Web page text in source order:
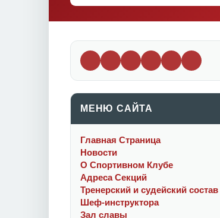
МЕНЮ САЙТА
Главная Cтраница
Новости
О Спортивном Клубе
Адреса Секций
Тренерский и судейский состав
Шеф-инструктора
Зал славы